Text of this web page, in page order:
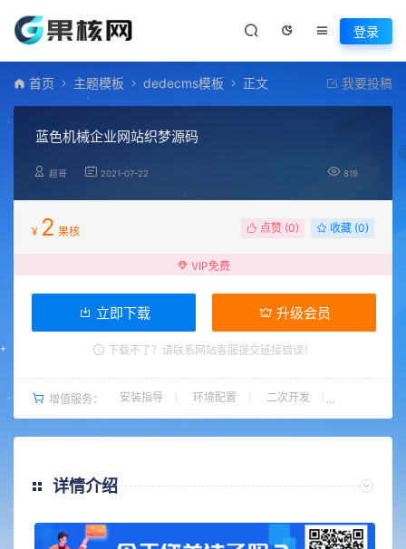
登录
首页 主题模板 dedecms模板 正文 我要投稿
蓝色机械企业网站织梦源码
超哥 2021-07-22 819
¥ 2 果核 点赞 (0) 收藏 (0)
VIP免费
立即下载 升级会员
下载不了？请联系网站客服提交链接错误！
增值服务： 安装指导 环境配置 二次开发
详情介绍